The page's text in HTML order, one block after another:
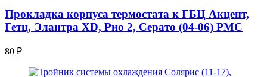
Прокладка корпуса термостата к ГБЦ Акцент,
Гетц, Элантра XD, Рио 2, Серато (04-06) PMC
80 ₽